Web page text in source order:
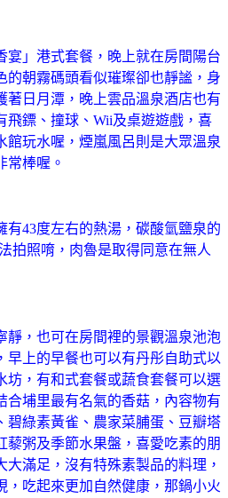
宴」港式套餐，晚上就在房間陽台
的朝霧碼頭看似璀璨卻也靜謐，身
著日月潭， 晚上雲品溫泉酒店也有
飛鏢、撞球、Wii及桌遊遊戲，喜
館玩水喔，煙嵐風呂則是大眾溫泉
常棒喔。
43度左右的熱湯，碳酸氫鹽泉的
拍照唷，肉魯是取得同意在無人
，也可在房間裡的景觀溫泉池泡
早上的早餐也可以有丹彤自助式以
坊，有和式套餐或蔬食套餐可以選
合埔里最有名氣的香菇，內容物有
碧綠素黃雀、農家菜脯蛋、豆瓣塔
藜粥及季節水果盤，喜愛吃素的朋
滿足，沒有特殊素製品的料理，
，吃起來更加自然健康，那鍋小火